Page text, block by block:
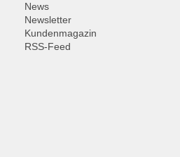
News
Newsletter
Kundenmagazin
RSS-Feed